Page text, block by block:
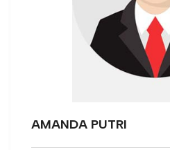
AMANDA PUTRI